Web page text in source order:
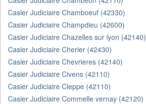
Casier Judiciaire Chamboeuf (42330)
Casier Judiciaire Champdieu (42600)
Casier Judiciaire Chazelles sur lyon (42140)
Casier Judiciaire Cherier (42430)
Casier Judiciaire Chevrieres (42140)
Casier Judiciaire Civens (42110)
Casier Judiciaire Cleppe (42110)
Casier Judiciaire Commelle vernay (42120)